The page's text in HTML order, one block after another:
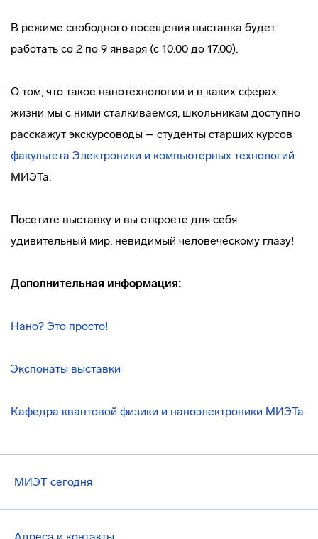
В режиме свободного посещения выставка будет
работать со 2 по 9 января (с 10.00 до 17.00).
О том, что такое нанотехнологии и в каких сферах
жизни мы с ними сталкиваемся, школьникам доступно
расскажут экскурсоводы – студенты старших курсов
факультета Электроники и компьютерных технологий
МИЭТа.
Посетите выставку и вы откроете для себя
удивительный мир, невидимый человеческому глазу!
Дополнительная информация:
Нано? Это просто!
Экспонаты выставки
Кафедра квантовой физики и наноэлектроники МИЭТа
МИЭТ сегодня